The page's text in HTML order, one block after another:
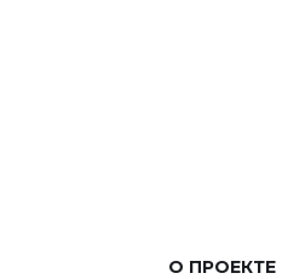
О ПРОЕКТЕ